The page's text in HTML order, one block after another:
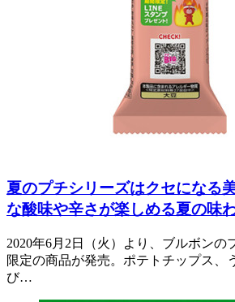
夏のプチシリーズはクセになる
な酸味や辛さが楽しめる夏の味
2020年6月2日（火）より、ブルボンの
限定の商品が発売。ポテトチップス、
び…